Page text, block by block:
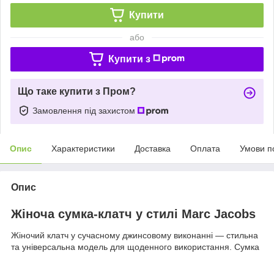
Купити
або
Купити з
Що таке купити з Пром?
Замовлення під захистом
Опис Характеристики Доставка Оплата Умови
Опис
Жіноча сумка-клатч у стилі Marc Jacobs
Жіночий клатч у сучасному джинсовому виконанні — стильна
та універсальна модель для щоденного використання. Сумка